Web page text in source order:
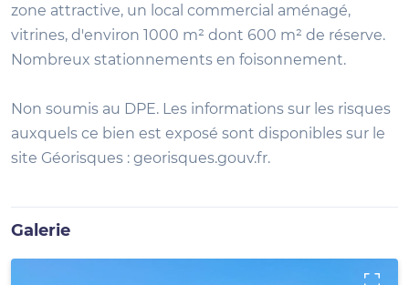
zone attractive, un local commercial aménagé,
vitrines, d'environ 1000 m² dont 600 m² de réserve.
Nombreux stationnements en foisonnement.
Non soumis au DPE. Les informations sur les risques
auxquels ce bien est exposé sont disponibles sur le
site Géorisques : georisques.gouv.fr.
Galerie